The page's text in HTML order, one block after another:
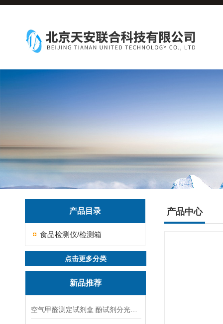
产品目录
食品检测仪/检测箱
点击更多分类
新品推荐
产品中心